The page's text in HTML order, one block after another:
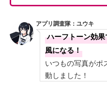
アプリ調査隊：ユウキ
ハーフトーン効
風になる！
いつもの写真がポ
動しました！